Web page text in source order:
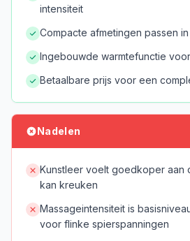
intensiteit
Compacte afmetingen passen
Ingebouwde warmtefunctie
Betaalbare prijs voor een
Nadelen
Kunstleer voelt goedkoper aan
kan kreuken
Massageintensiteit is
voor flinke spierspanningen